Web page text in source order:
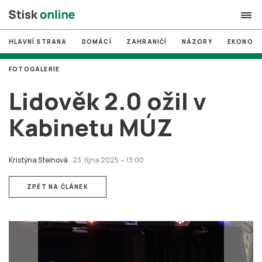
search
# MUNI
Brno
# volby
login PŘIHLÁSIT SE
Zapomněli jste heslo?
HLAVNÍ STRANA DOMÁCÍ ZAHRANIČÍ NÁZORY
Lidověk 2.0 ožil v
Kabinetu MÚZ
Kristýna Steinová 23. října 2025 • 13:00
FOTOGALERIE
ZPĚT NA ČLÁNEK